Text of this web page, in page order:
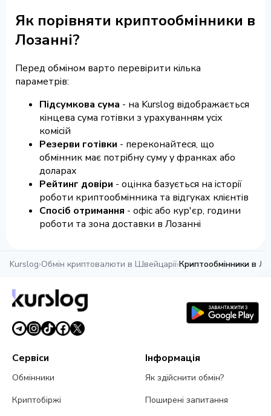
Як порівняти криптообмінники в
Лозанні?
Перед обміном варто перевірити кілька
параметрів:
Підсумкова сума - на Kurslog відображається
кінцева сума готівки з урахуванням усіх
комісій
Резерви готівки - переконайтеся, що
обмінник має потрібну суму у франках або
доларах
Рейтинг довіри - оцінка базується на історії
роботи криптообмінника та відгуках клієнтів
Спосіб отримання - офіс або кур'єр, години
роботи та зона доставки в Лозанні
Kurslog›Обмін криптовалюти в Швейцарії›Криптообмінники в
Сервіси
Обмінники
Криптобіржі
Інформація
Як здійснити обмін?
Поширені запитання